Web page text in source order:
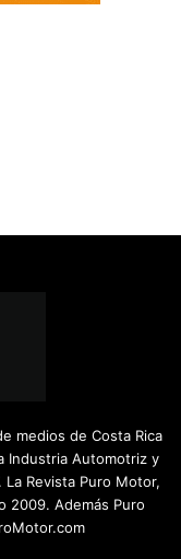
medios de Costa Rica
Industria Automotriz y
Revista Puro Motor,
2009. Además Puro